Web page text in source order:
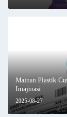
2025-08-27
Mainan Plastik
Imajinasi